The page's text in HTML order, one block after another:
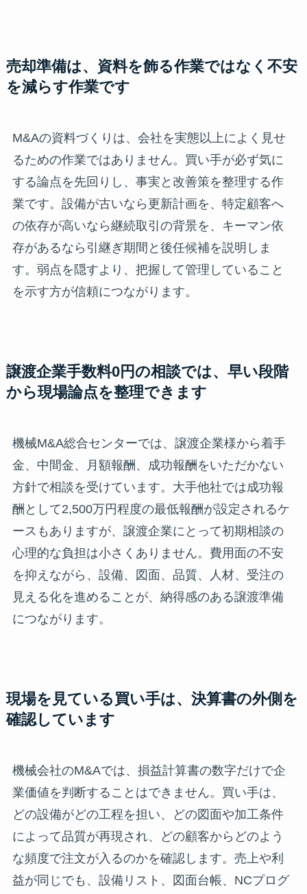
売却準備は、資料を飾る作業ではなく不安
を減らす作業です
M&Aの資料づくりは、会社を実態以上によく見せ
るための作業ではありません。買い手が必ず気に
する論点を先回りし、事実と改善策を整理する作
業です。設備が古いなら更新計画を、特定顧客へ
の依存が高いなら継続取引の背景を、キーマン依
存があるなら引継ぎ期間と後任候補を説明しま
す。弱点を隠すより、把握して管理していること
を示す方が信頼につながります。
譲渡企業手数料0円の相談では、早い段階
から現場論点を整理できます
機械M&A総合センターでは、譲渡企業様から着手
金、中間金、月額報酬、成功報酬をいただかない
方針で相談を受けています。大手他社では成功報
酬として2,500万円程度の最低報酬が設定されるケ
ースもありますが、譲渡企業にとって初期相談の
心理的な負担は小さくありません。費用面の不安
を抑えながら、設備、図面、品質、人材、受注の
見える化を進めることが、納得感のある譲渡準備
につながります。
現場を見ている買い手は、決算書の外側を
確認しています
機械会社のM&Aでは、損益計算書の数字だけで企
業価値を判断することはできません。買い手は、
どの設備がどの工程を担い、どの図面や加工条件
によって品質が再現され、どの顧客からどのよう
な頻度で注文が入るのかを確認します。売上や利
益が同じでも、設備リスト、図面台帳、NCプログ